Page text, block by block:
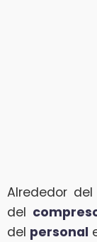
Alrededor
del
del personal